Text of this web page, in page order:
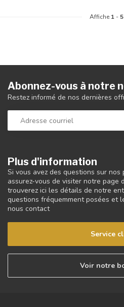
Affiche 1 -5
Plus d'information
Si vous avez des questions sur
assurez-vous de visiter notre page
trouverez ici les détails de notre
questions fréquemment posées et
nous contact
Service
Voir notre
Abonnez-vous à notre
Restez informé de nos dernières